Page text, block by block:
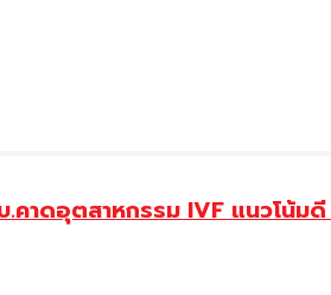
าดอุตสาหกรรม IVF แนวโน้มดี